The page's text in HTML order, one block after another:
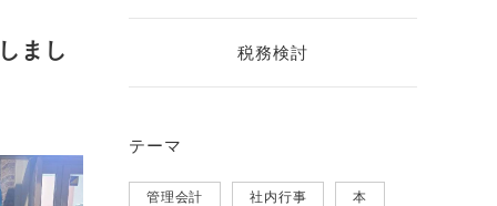
まし 税務検討
テーマ
管理会計 社内行事 本